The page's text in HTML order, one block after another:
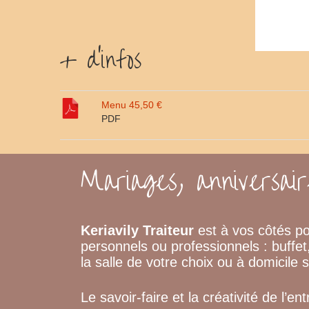
+ d'infos
Menu 45,50 €
PDF
Mariages,
Keriavily Traiteur est à vos côtés
personnels ou professionnels :
la salle de votre choix ou à domicile
Le savoir-faire et la créativité de